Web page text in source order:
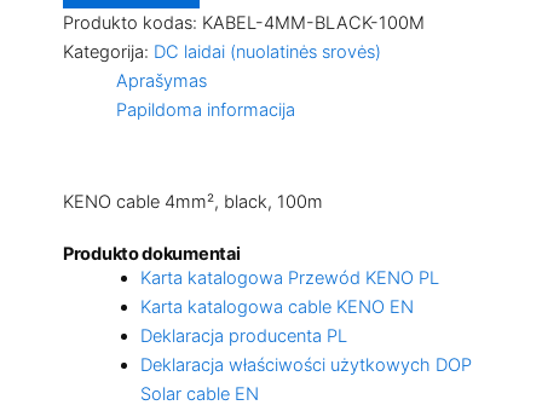
Produkto kodas: KABEL-4MM-BLACK-100M
Kategorija: DC laidai (nuolatinės srovės)
Aprašymas
Papildoma informacija
KENO cable 4mm², black, 100m
Produkto dokumentai
Karta katalogowa Przewód KENO PL
Karta katalogowa cable KENO EN
Deklaracja producenta PL
Deklaracja właściwości użytkowych DOP
Solar cable EN